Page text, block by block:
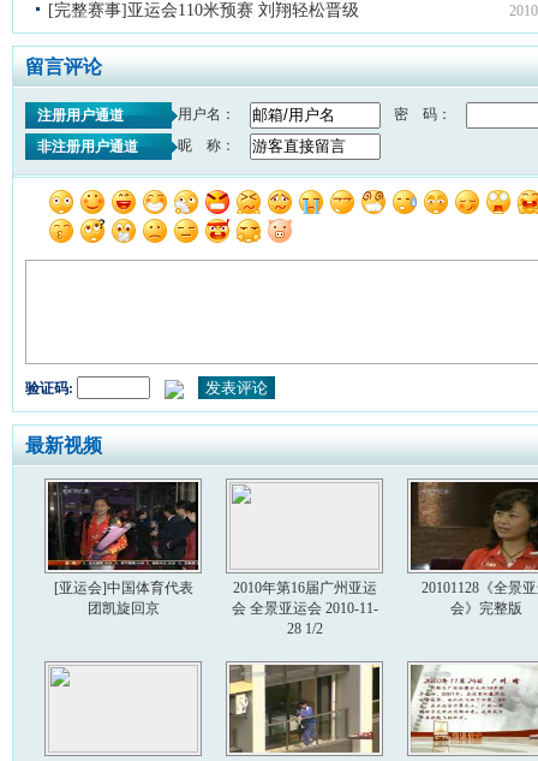
[完整赛事]亚运会110米预赛 刘翔轻松晋级
留言评论
注册用户通道 用户名：
密 码：
非注册用户通道
昵 称：
验证码:
最新视频
[亚运会]中国体育代表
团凯旋回京
2010年第16届广州亚运
会 全景亚运会 2010-11-
28 1/2
20101128《全景
会》完整版